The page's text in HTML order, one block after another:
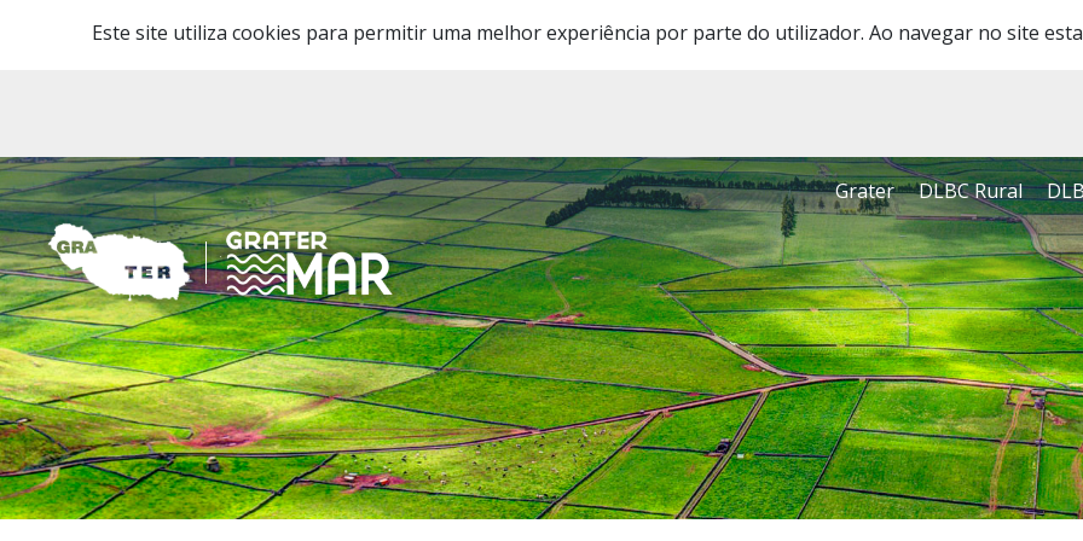
Este site utiliza cookies para permitir uma melhor experiência por parte do utilizador. Ao navegar no site
Grater DLBC Rural